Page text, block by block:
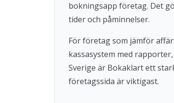
bokningsapp företag. Det
tider och påminnelser.
För företag som jämför
kassasystem med
Sverige är Bokaklart ett
företagssida är viktigast.